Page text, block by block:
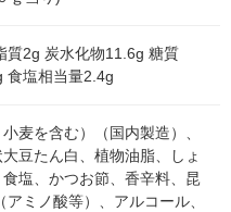
質2g 炭水化物11.6g 糖質
食塩相当量2.4g
麦を含む）（国内製造）、
豆たん白、植物油脂、しょ
塩、かつお節、香辛料、昆
ミノ酸等）、アルコール、